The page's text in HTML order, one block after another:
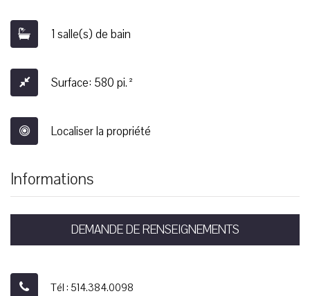
1 salle(s) de bain
Surface: 580 pi.²
Localiser la propriété
Informations
DEMANDE DE RENSEIGNEMENTS
Tél : 514.384.0098